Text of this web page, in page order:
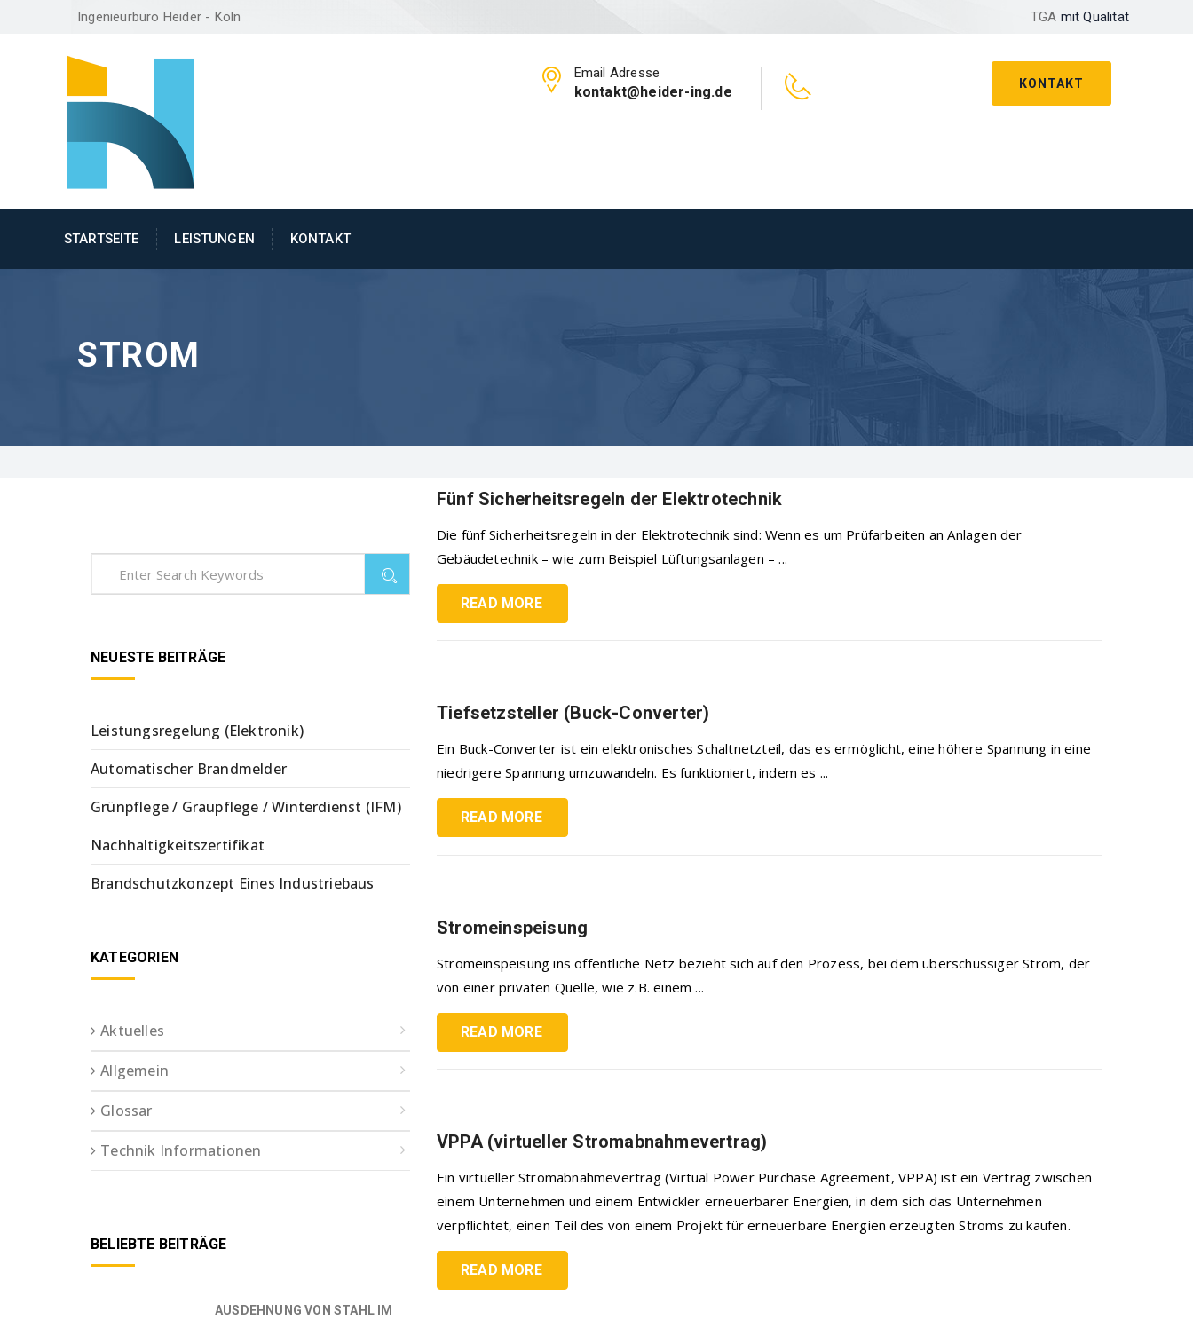
Ingenieurbüro Heider - Köln TGA mit Qualität
KONTAKT
Email Adresse
kontakt@heider-ing.de
STARTSEITE LEISTUNGEN KONTAKT
STROM
Fünf Sicherheitsregeln der Elektrotechnik
Die fünf Sicherheitsregeln in der Elektrotechnik sind: Wenn es um Prüfarbeiten an Anlagen der
Gebäudetechnik – wie zum Beispiel Lüftungsanlagen – ...
READ MORE
Tiefsetzsteller (Buck-Converter)
Ein Buck-Converter ist ein elektronisches Schaltnetzteil, das es ermöglicht, eine höhere Spannung in eine
niedrigere Spannung umzuwandeln. Es funktioniert, indem es ...
READ MORE
Stromeinspeisung
Stromeinspeisung ins öffentliche Netz bezieht sich auf den Prozess, bei dem überschüssiger Strom, der
von einer privaten Quelle, wie z.B. einem ...
READ MORE
VPPA (virtueller Stromabnahmevertrag)
Ein virtueller Stromabnahmevertrag (Virtual Power Purchase Agreement, VPPA) ist ein Vertrag zwischen
einem Unternehmen und einem Entwickler erneuerbarer Energien, in dem sich das Unternehmen
verpflichtet, einen Teil des von einem Projekt für erneuerbare Energien erzeugten Stroms zu kaufen.
READ MORE
NEUESTE BEITRÄGE
Leistungsregelung (Elektronik)
Automatischer Brandmelder
Grünpflege / Graupflege / Winterdienst (IFM)
Nachhaltigkeitszertifikat
Brandschutzkonzept Eines Industriebaus
KATEGORIEN
Aktuelles
Allgemein
Glossar
Technik Informationen
BELIEBTE BEITRÄGE
AUSDEHNUNG VON STAHL IM